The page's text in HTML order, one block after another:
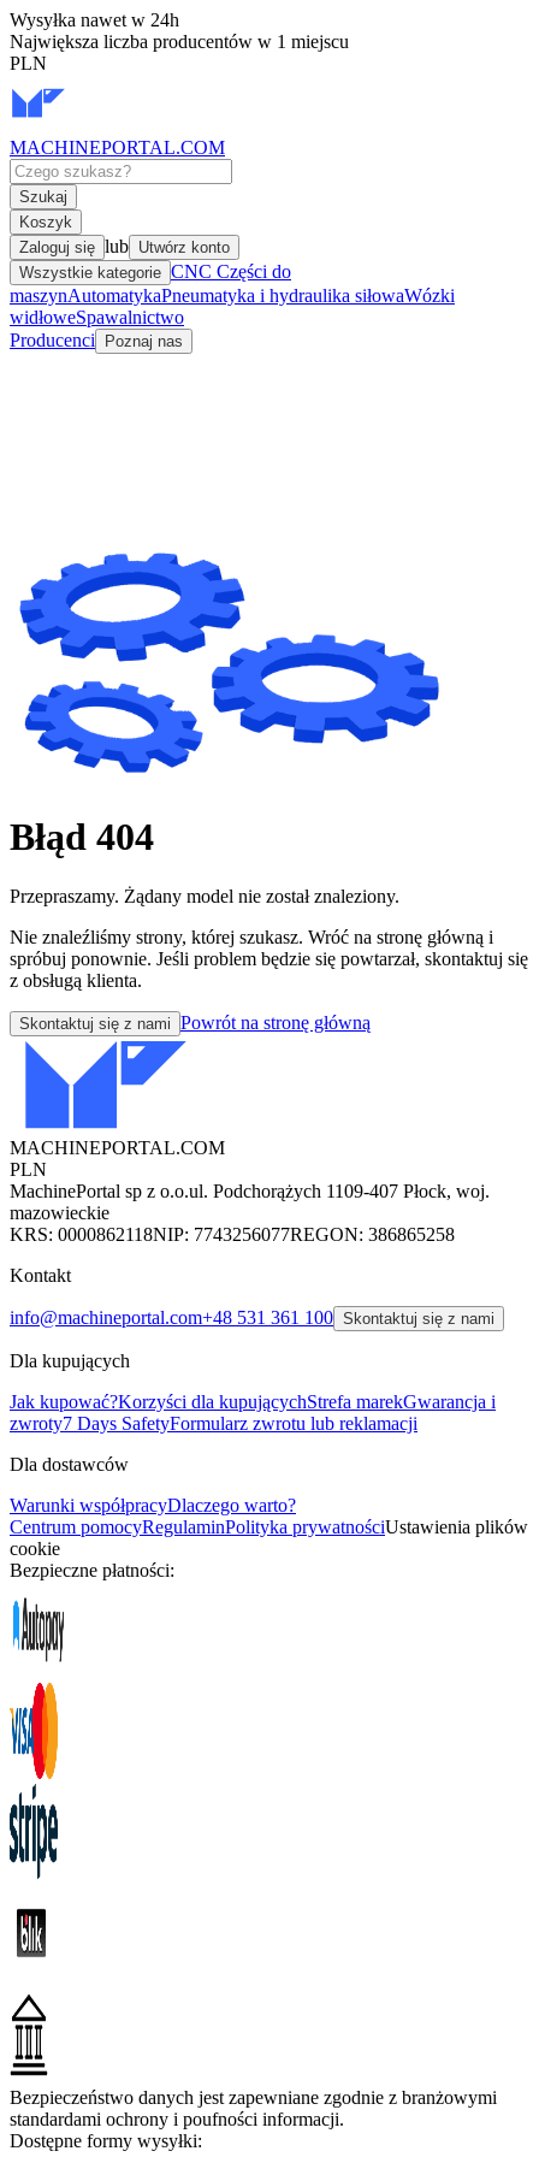
Wysyłka nawet w 24h
Największa liczba producentów w 1 miejscu
PLN
MACHINEPORTAL.COM
Szukaj
Koszyk
Zaloguj się lub Utwórz konto
Wszystkie kategorie CNC Części do
maszynAutomatykaPneumatyka i hydraulika siłowaWózki
widłoweSpawalnictwo
Producenci
Poznaj nas
Błąd 404
Przepraszamy. Żądany model nie został znaleziony.
Nie znaleźliśmy strony, której szukasz. Wróć na stronę główną i
spróbuj ponownie. Jeśli problem będzie się powtarzał, skontaktuj się
z obsługą klienta.
Skontaktuj się z nami Powrót na stronę główną
MACHINEPORTAL.COM
PLN
MachinePortal sp z o.o.ul. Podchorążych 1109-407 Płock, woj.
mazowieckie
KRS: 0000862118NIP: 7743256077REGON: 386865258
Kontakt
info@machineportal.com+48 531 361 100 Skontaktuj się z nami
Dla kupujących
Jak kupować?Korzyści dla kupującychStrefa marekGwarancja i
zwroty7 Days SafetyFormularz zwrotu lub reklamacji
Dla dostawców
Warunki współpracyDlaczego warto?
Centrum pomocyRegulaminPolityka prywatnościUstawienia plików
cookie
Bezpieczne płatności:
Bezpieczeństwo danych jest zapewniane zgodnie z branżowymi
standardami ochrony i poufności informacji.
Dostępne formy wysyłki: